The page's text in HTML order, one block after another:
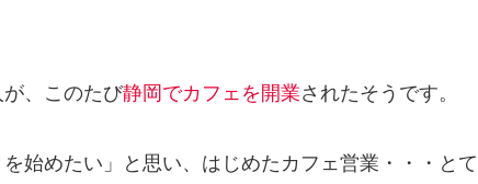
、このたび静岡でカフェを開業されたそうです。
始めたい」と思い、はじめたカフェ営業・・・とて